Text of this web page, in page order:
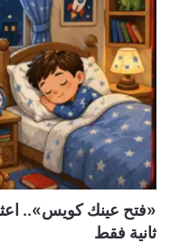
ثانية فقط